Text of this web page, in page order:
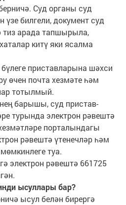
Суд органы суд
үзе билгели, документ суд
тиз арада тапшырыла,
китү яки ясалма
приставларына шәхси
өчен почта хезмәте һәм
тотылмый.
барышы, суд пристав-
турында электрон рәвештә
порталындагы
рәвештә үтенечләр һәм
туа.
электрон рәвештә 661725
ысуллары бар?
ысул белән бирергә